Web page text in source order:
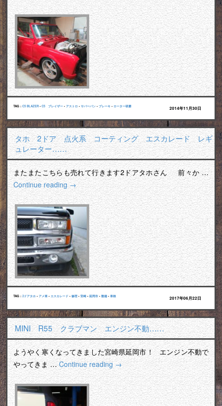
TAG : C5 BLAZER • C5 ブレイザー • アストロ • サバーバン • ブレーキ • ローター研磨 2014年11月30日
タホ 2ドア 点火系 コーティング エスカレード レギ
ュレーター……
またまたこちらも売れて行きます2ドアタホさん 前々か …
Continue reading→
TAG : 2ドアタホ • アメ車 • エスカレード • 修理 • 宮崎 • 延岡市 • 整備 • 車検 2017年06月22日
MINI R55 クラブマン エンジン不動……
ようやく寒くなってきました宮崎県延岡市！ エンジン不動で
やってきま …Continue reading→